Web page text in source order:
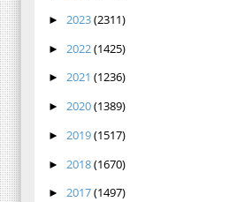
► 2023(2311)
► 2022(1425)
► 2021 (1236)
► 2020(1389)
► 2019(1517)
► 2018(1670)
► 2017(1497)